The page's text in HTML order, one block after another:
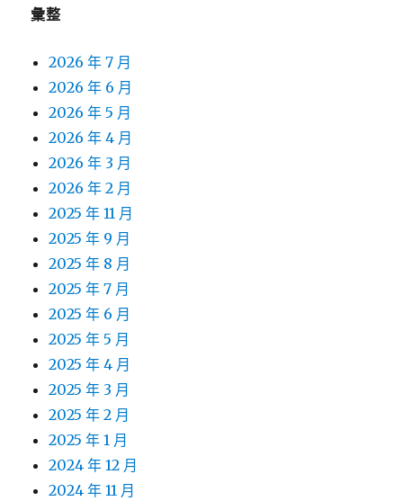
彙整
2026 年 7 月
2026 年 6 月
2026 年 5 月
2026 年 4 月
2026 年 3 月
2026 年 2 月
2025 年 11 月
2025 年 9 月
2025 年 8 月
2025 年 7 月
2025 年 6 月
2025 年 5 月
2025 年 4 月
2025 年 3 月
2025 年 2 月
2025 年 1 月
2024 年 12 月
2024 年 11 月